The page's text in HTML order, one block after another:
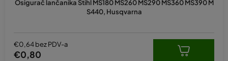
Osigurač lančanika Stihl MS180 MS260 MS290 MS360 MS390 M
S440, Husqvarna
€0,64 bez PDV-a
€0,80